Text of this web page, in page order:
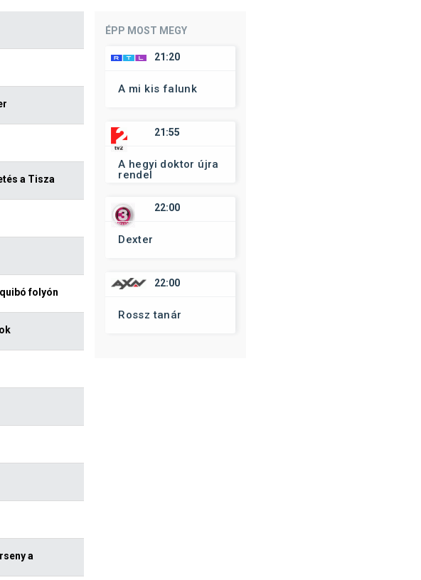
a Tisza
folyón
a
ÉPP MOST MEGY
21:20
A mi kis falunk
21:55
A hegyi doktor újra
rendel
22:00
Dexter
22:00
Rossz tanár